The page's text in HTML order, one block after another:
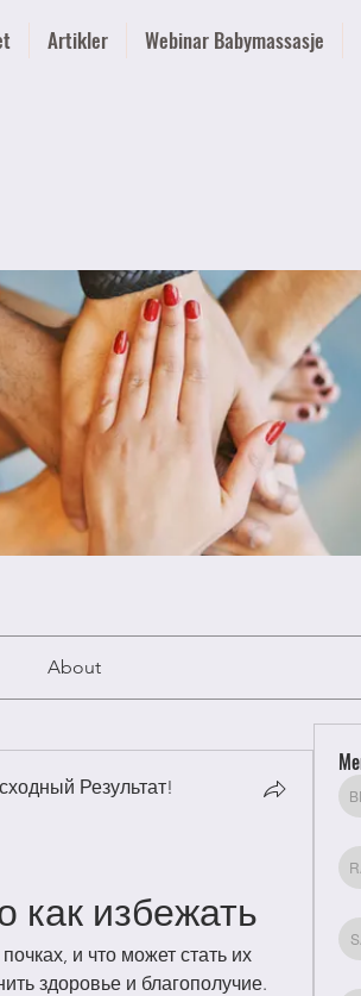
Artikler Webinar Babymassasje
About
Результат!
как избежать
и что может стать их
здоровье и благополучие.